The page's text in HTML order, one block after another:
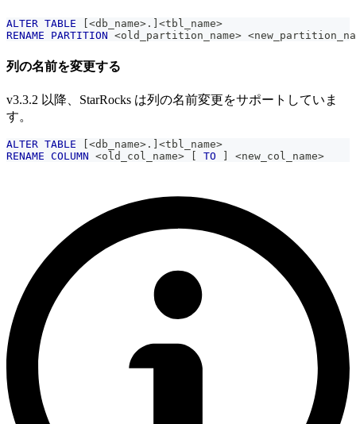
ALTER TABLE <db_name> . <tbl_name>
RENAME
PARTITION <old_partition_name> <
列の名前を変更する
v3.3.2 以降、StarRocks は列の名前変更をサポートしていま
す。
ALTER TABLE <db_name> . <tbl_name>
RENAME COLUMN <old_col_name> TO <new_col_name>